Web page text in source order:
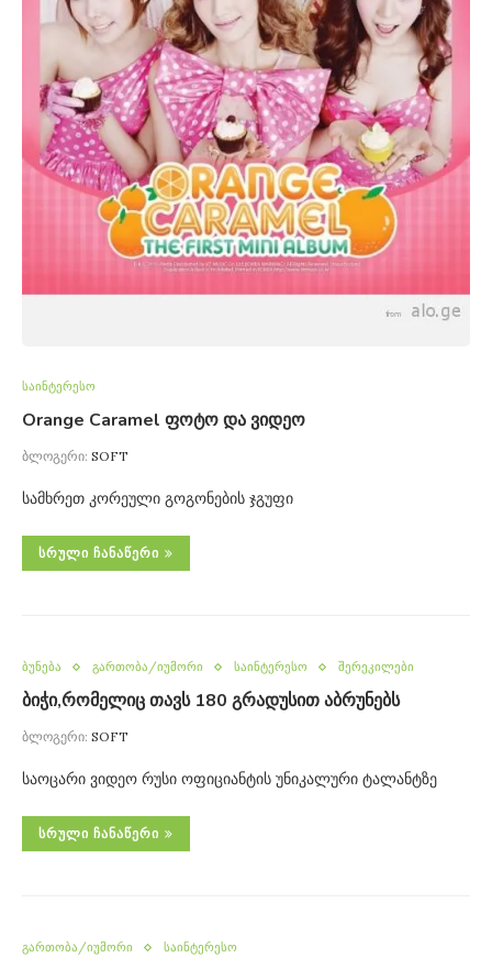
საინტერესო
Orange Caramel ფოტო და ვიდეო
ბლოგერი: SOFT
სამხრეთ კორეული გოგონების ჯგუფი
ᲡᲠᲣᲚᲘ ᲩᲐᲜᲐᲬᲔᲠᲘ
ბუნება გართობა/იუმორი საინტერესო შერეკილები
ბიჭი,რომელიც თავს 180 გრადუსით აბრუნებს
ბლოგერი: SOFT
საოცარი ვიდეო რუსი ოფიციანტის უნიკალური ტალანტზე
ᲡᲠᲣᲚᲘ ᲩᲐᲜᲐᲬᲔᲠᲘ
გართობა/იუმორი საინტერესო